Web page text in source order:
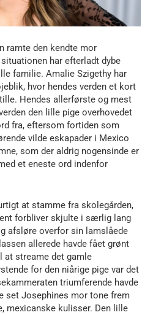
ramte den kendte mor
har efterladt dybe
familie. Amalie Szigethy har
hvor hendes verden et kort
Hendes allerførste og mest
den lille pige overhovedet
fra, eftersom fortiden som
vilde eskapader i Mexico
som der aldrig nogensinde er
et eneste ord indenfor
at stamme fra skolegården,
forbliver skjulte i særlig lang
afsløre overfor sin lamslåede
allerede havde fået grønt
at streame det gamle
for den niårige pige var det
triumferende havde
set Josephines mor tone frem
mexicanske kulisser. Den lille